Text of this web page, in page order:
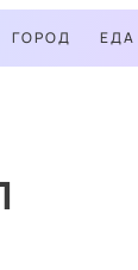
ГОРОД ЕДА